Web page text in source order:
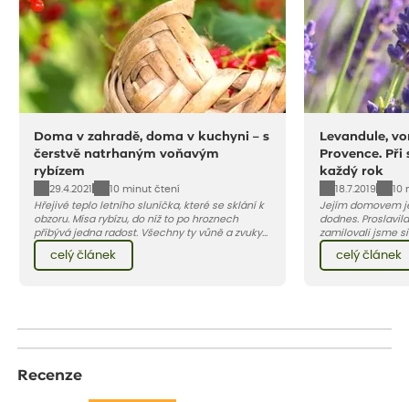
Doma v zahradě, doma v kuchyni – s
čerstvě natrhaným voňavým
rybízem
29.4.2021
10 minut čtení
Hřejivé teplo letního sluníčka, které se sklání k
obzoru. Mísa rybízu, do níž to po hroznech
přibývá jedna radost. Všechny ty vůně a zvuky
červencové zahrady. Sklizeň rybízu do kuchyně
vnese neuvěřitelný klid a radost. A taky trochu
bezstarostnosti dětství při mlsání babiččina
celý článek
Levandule,
Provence.
každý rok
18.7.2019
10
Jejím domovem
dodnes.
zamilovali jsme
Evropy. Koneckonců, i Petr Hapka
slavnou písničku
zpěvačky Hany
celý článek
Recenze